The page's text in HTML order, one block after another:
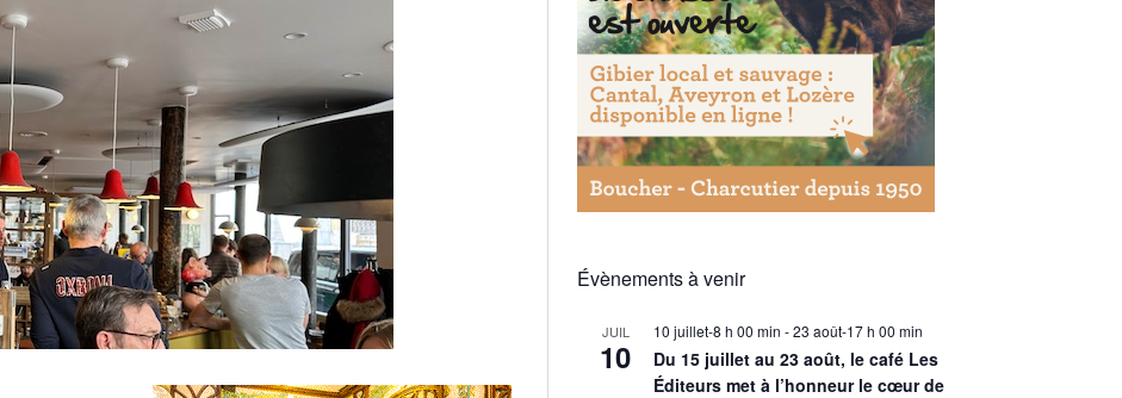
Évènements à venir
JUIL
10
10 juillet-8 h 00 min -23 août-17 h 00 min
Du 15 juillet au 23 août, le café Les
Éditeurs met à l’honneur le cœur de